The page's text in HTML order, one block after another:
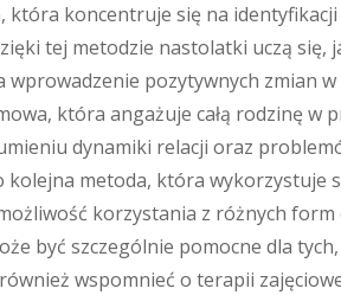
która koncentruje się na
tej metodzie nastolatki uczą się,
wprowadzenie pozytywnych zmian
która angażuje całą rodzinę w
dynamiki relacji oraz
kolejna metoda, która wykorzystuje
korzystania z różnych
być szczególnie pomocne dla
wspomnieć o terapii